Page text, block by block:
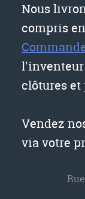
Nous
compris
l'inventeur
clôtures et
Vendez
via votre